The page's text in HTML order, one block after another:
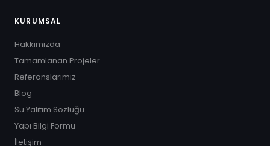
KURUMSAL
Hakkımızda
Tamamlanan Projeler
Referanslarımız
Blog
Su Yalıtım Sözlüğü
Yapı Bilgi Formu
İletişim